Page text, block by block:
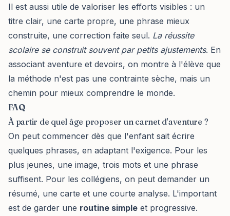
Il est aussi utile de valoriser les efforts visibles : un
titre clair, une carte propre, une phrase mieux
construite, une correction faite seul. La réussite
scolaire se construit souvent par petits ajustements. En
associant aventure et devoirs, on montre à l'élève que
la méthode n'est pas une contrainte sèche, mais un
chemin pour mieux comprendre le monde.
FAQ
À partir de quel âge proposer un carnet d'aventure ?
On peut commencer dès que l'enfant sait écrire
quelques phrases, en adaptant l'exigence. Pour les
plus jeunes, une image, trois mots et une phrase
suffisent. Pour les collégiens, on peut demander un
résumé, une carte et une courte analyse. L'important
est de garder une routine simple et progressive.